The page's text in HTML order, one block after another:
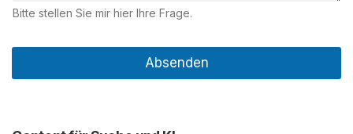
Bitte stellen Sie mir hier Ihre Frage.
Absenden